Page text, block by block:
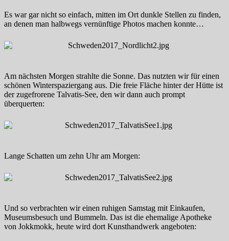
Es war gar nicht so einfach, mitten im Ort dunkle Stellen zu finden,
an denen man halbwegs vernünftige Photos machen konnte…
Am nächsten Morgen strahlte die Sonne. Das nutzten wir für einen
schönen Winterspaziergang aus. Die freie Fläche hinter der Hütte ist
der zugefrorene Talvatis-See, den wir dann auch prompt
überquerten:
Lange Schatten um zehn Uhr am Morgen:
Und so verbrachten wir einen ruhigen Samstag mit Einkaufen,
Museumsbesuch und Bummeln. Das ist die ehemalige Apotheke
von Jokkmokk, heute wird dort Kunsthandwerk angeboten: